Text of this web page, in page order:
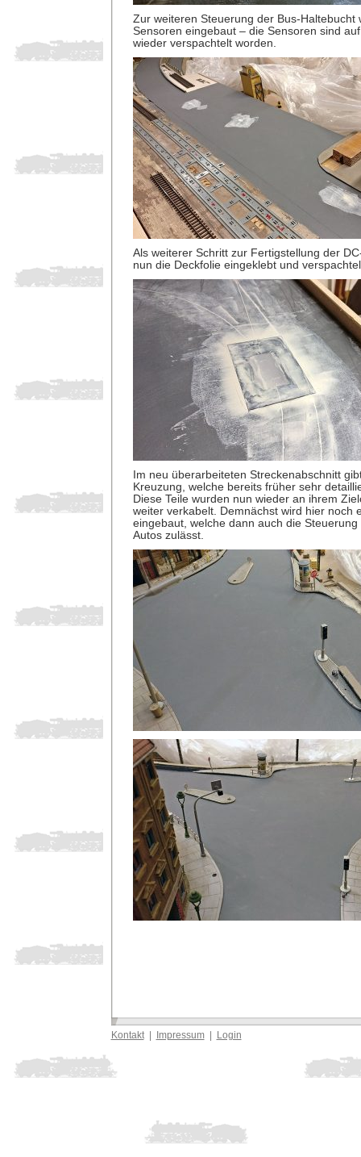
Zur weiteren Steuerung der Bus-Haltebucht
Sensoren eingebaut – die Sensoren sind
wieder verspachtelt worden.
Als weiterer Schritt zur Fertigstellung der
nun die Deckfolie eingeklebt und
Im neu überarbeiteten Streckenabschnitt
Kreuzung, welche bereits früher sehr
Diese Teile wurden nun wieder an ihrem
weiter verkabelt. Demnächst wird hier noch
eingebaut, welche dann auch die Steuerung
Autos zulässt.
Kontakt| Impressum| Login